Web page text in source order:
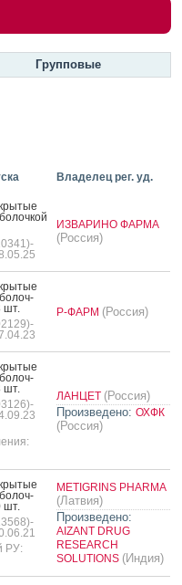
Групповые
Владелец рег. уд.
ИЗВАРИНО ФАРМА
(Россия)
шт.
Р-ФАРМ (Россия)
шт.
ЛАНЦЕТ (Россия)
Произведено: ОХФК
(Россия)
шт.
РУ:
METIGRINS PHARMA
(Латвия)
Произведено:
AIZANT DRUG
RESEARCH
SOLUTIONS (Индия)